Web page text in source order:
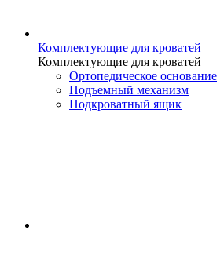
Комплектующие для кроватей
Комплектующие для кроватей
Ортопедическое основание
Подъемный механизм
Подкроватный ящик